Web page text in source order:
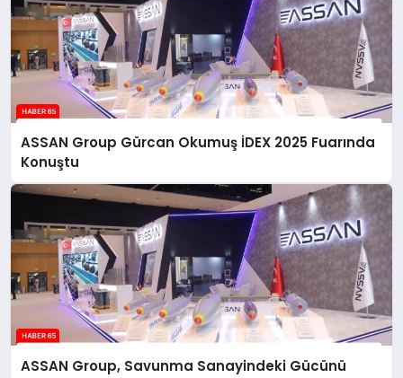
ASSAN Group Gürcan Okumuş İDEX 2025 Fuarında
Konuştu
ASSAN Group, Savunma Sanayindeki Gücünü